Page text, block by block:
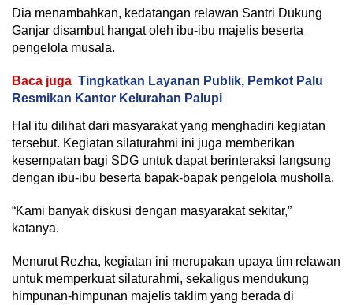
Dia menambahkan, kedatangan relawan Santri Dukung
Ganjar disambut hangat oleh ibu-ibu majelis beserta
pengelola musala.
Baca juga Tingkatkan Layanan Publik, Pemkot Palu
Resmikan Kantor Kelurahan Palupi
Hal itu dilihat dari masyarakat yang menghadiri kegiatan
tersebut. Kegiatan silaturahmi ini juga memberikan
kesempatan bagi SDG untuk dapat berinteraksi langsung
dengan ibu-ibu beserta bapak-bapak pengelola musholla.
“Kami banyak diskusi dengan masyarakat sekitar,”
katanya.
Menurut Rezha, kegiatan ini merupakan upaya tim relawan
untuk memperkuat silaturahmi, sekaligus mendukung
himpunan-himpunan majelis taklim yang berada di